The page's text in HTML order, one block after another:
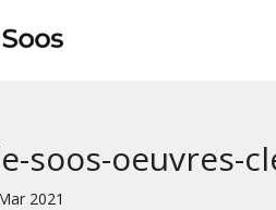
soos-oeuvres-
2021